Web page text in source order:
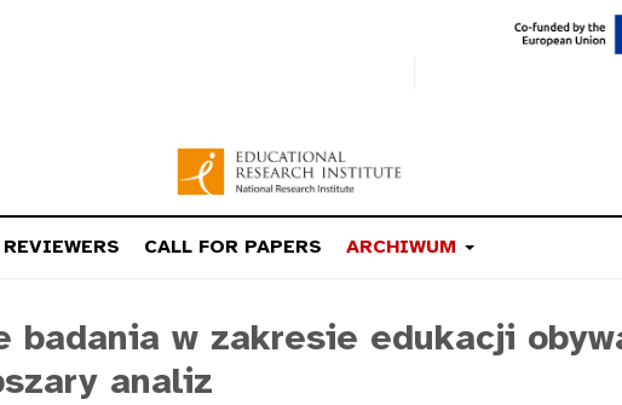
CALL FOR PAPERS ARCHIWUM
badania w zakresie edukacji
analiz